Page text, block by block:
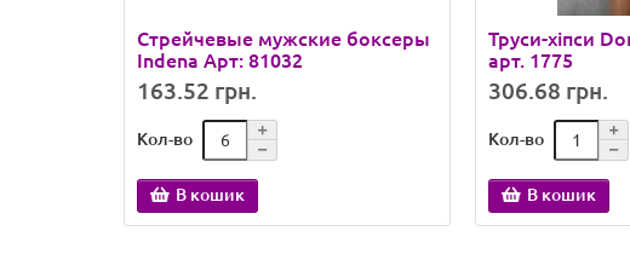
Стрейчевые мужские боксеры
Indena Арт: 81032
163.52 грн.
Кол-во
В кошик
Труси-хіпси
арт. 1775
306.68 грн.
Кол-во
В кошик